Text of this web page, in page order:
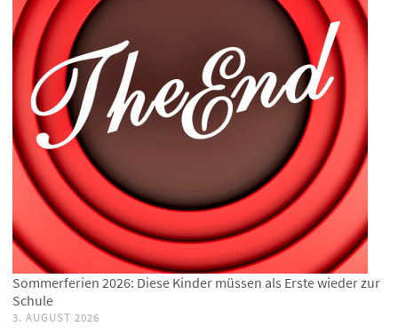
Sommerferien 2026: Diese Kinder müssen als Erste wieder zur
Schule
3. AUGUST 2026